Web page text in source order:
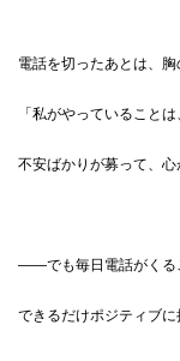
電話を切ったあとは、胸
「私がやっていること
不安ばかりが募って、心
——でも毎日電話がくる
できるだけポジティブに